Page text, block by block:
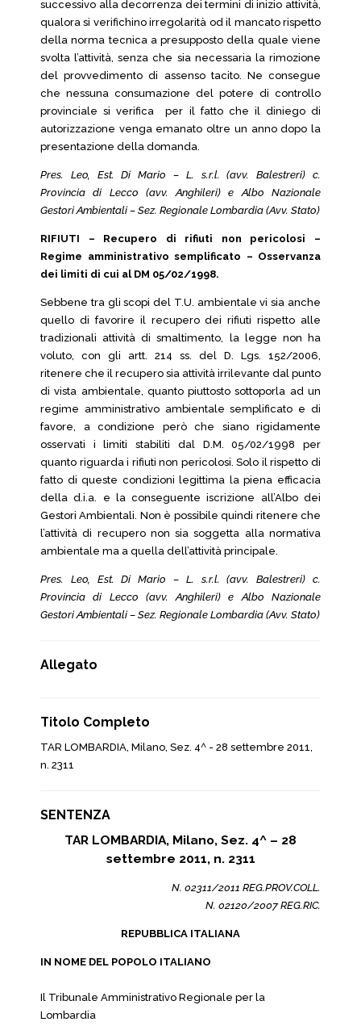
successivo alla decorrenza dei termini di inizio attività,
qualora si verifichino irregolarità od il mancato rispetto
della norma tecnica a presupposto della quale viene
svolta l’attività, senza che sia necessaria la rimozione
del provvedimento di assenso tacito. Ne consegue
che nessuna consumazione del potere di controllo
provinciale si verifica per il fatto che il diniego di
autorizzazione venga emanato oltre un anno dopo la
presentazione della domanda.
Pres. Leo, Est. Di Mario – L. s.r.l. (avv. Balestreri) c.
Provincia di Lecco (avv. Anghileri) e Albo Nazionale
Gestori Ambientali – Sez. Regionale Lombardia (Avv. Stato)
RIFIUTI – Recupero di rifiuti non pericolosi –
Regime amministrativo semplificato – Osservanza
dei limiti di cui al DM 05/02/1998.
Sebbene tra gli scopi del T.U. ambientale vi sia anche
quello di favorire il recupero dei rifiuti rispetto alle
tradizionali attività di smaltimento, la legge non ha
voluto, con gli artt. 214 ss. del D. Lgs. 152/2006,
ritenere che il recupero sia attività irrilevante dal punto
di vista ambientale, quanto piuttosto sottoporla ad un
regime amministrativo ambientale semplificato e di
favore, a condizione però che siano rigidamente
osservati i limiti stabiliti dal D.M. 05/02/1998 per
quanto riguarda i rifiuti non pericolosi. Solo il rispetto di
fatto di queste condizioni legittima la piena efficacia
della d.i.a. e la conseguente iscrizione all’Albo dei
Gestori Ambientali. Non è possibile quindi ritenere che
l’attività di recupero non sia soggetta alla normativa
ambientale ma a quella dell’attività principale.
Pres. Leo, Est. Di Mario – L. s.r.l. (avv. Balestreri) c.
Provincia di Lecco (avv. Anghileri) e Albo Nazionale
Gestori Ambientali – Sez. Regionale Lombardia (Avv. Stato)
Allegato
Titolo Completo
TAR LOMBARDIA, Milano, Sez. 4^ - 28 settembre 2011,
n. 2311
SENTENZA
TAR LOMBARDIA, Milano, Sez. 4^ – 28
settembre 2011, n. 2311
N. 02311/2011 REG.PROV.COLL.
N. 02120/2007 REG.RIC.
REPUBBLICA ITALIANA
IN NOME DEL POPOLO ITALIANO
Il Tribunale Amministrativo Regionale per la
Lombardia